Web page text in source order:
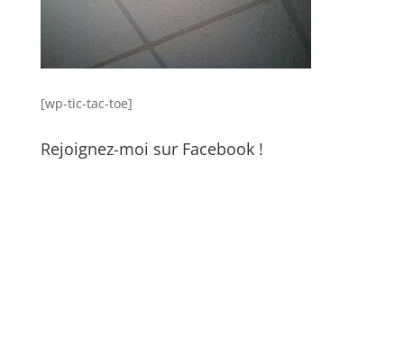
[wp-tic-tac-toe]
Rejoignez-moi sur Facebook !